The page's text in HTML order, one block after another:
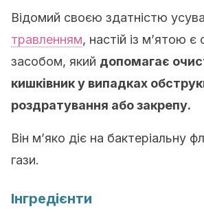
Відомий своєю здатністю
травленням, настій із м’ятою є
засобом, який допомагає
кишківник у випадках
роздратування або закрепу.
Він м’яко діє на бактеріальну
гази.
Інгредієнти